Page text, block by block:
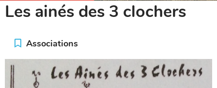
Les ainés des 3 clochers
Associations